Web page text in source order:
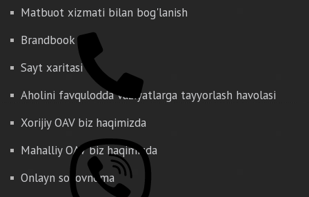
Matbuot xizmati bilan bog'lanish
Brandbook
Sayt xaritasi
Aholini favqulodda vaziyatlarga tayyorlash havolasi
Xorijiy OAV biz haqimizda
Mahalliy OAV biz haqimizda
Onlayn so'rovnoma